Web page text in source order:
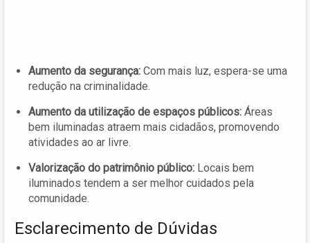
Aumento da segurança: Com mais luz, espera-se uma
redução na criminalidade.
Aumento da utilização de espaços públicos: Áreas
bem iluminadas atraem mais cidadãos, promovendo
atividades ao ar livre.
Valorização do patrimônio público: Locais bem
iluminados tendem a ser melhor cuidados pela
comunidade.
Esclarecimento de Dúvidas